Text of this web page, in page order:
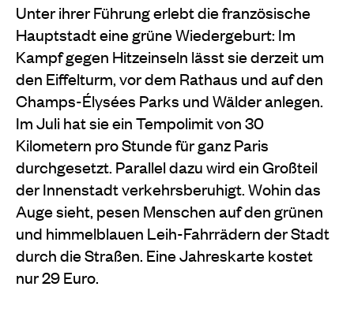
Unter ihrer Führung erlebt die französische
Hauptstadt eine grüne Wiedergeburt: Im
Kampf gegen Hitzeinseln lässt sie derzeit um
den Eiffelturm, vor dem Rathaus und auf den
Champs-Élysées Parks und Wälder anlegen.
Im Juli hat sie ein Tempolimit von 30
Kilometern pro Stunde für ganz Paris
durchgesetzt. Parallel dazu wird ein Großteil
der Innenstadt verkehrsberuhigt. Wohin das
Auge sieht, pesen Menschen auf den grünen
und himmelblauen Leih-Fahrrädern der Stadt
durch die Straßen. Eine Jahreskarte kostet
nur 29 Euro.